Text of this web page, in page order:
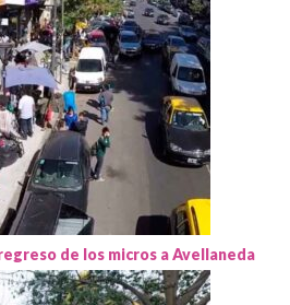
de los micros a Avellaneda